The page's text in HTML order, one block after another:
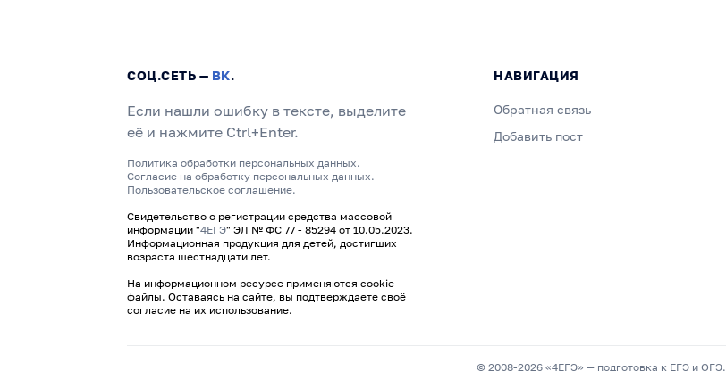
СОЦ.СЕТЬ — ВК.
Если нашли ошибку в тексте, выделите
её и нажмите Ctrl+Enter.
Политика обработки персональных данных.
Согласие на обработку персональных данных.
Пользовательское соглашение.
Свидетельство о регистрации средства массовой
информации "4ЕГЭ" ЭЛ № ФС 77 - 85294 от 10.05.2023.
Информационная продукция для детей, достигших
возраста шестнадцати лет.
На информационном ресурсе применяются cookie-
файлы. Оставаясь на сайте, вы подтверждаете своё
согласие на их использование.
НАВИГАЦИЯ
Обратная связь
Добавить пост
© 2008-2026 «4ЕГЭ» — подготовка к ЕГЭ и ОГЭ.